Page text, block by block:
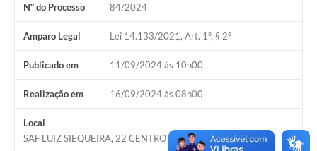
Nº do Processo 84/2024
Amparo Legal Lei 14.133/2021, Art. 1º, § 2º
Publicado em 11/09/2024 às 10h00
Realização em 16/09/2024 às 08h00
Local
SAF LUIZ SIEQUEIRA, 22 CENTRO - CERRITO/RS